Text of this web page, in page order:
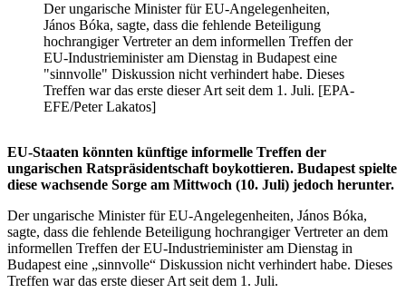
Der ungarische Minister für EU-Angelegenheiten,
János Bóka, sagte, dass die fehlende Beteiligung
hochrangiger Vertreter an dem informellen Treffen der
EU-Industrieminister am Dienstag in Budapest eine
"sinnvolle" Diskussion nicht verhindert habe. Dieses
Treffen war das erste dieser Art seit dem 1. Juli. [EPA-
EFE/Peter Lakatos]
EU-Staaten könnten künftige informelle Treffen der
ungarischen Ratspräsidentschaft boykottieren. Budapest spielte
diese wachsende Sorge am Mittwoch (10. Juli) jedoch herunter.
Der ungarische Minister für EU-Angelegenheiten, János Bóka,
sagte, dass die fehlende Beteiligung hochrangiger Vertreter an dem
informellen Treffen der EU-Industrieminister am Dienstag in
Budapest eine „sinnvolle“ Diskussion nicht verhindert habe. Dieses
Treffen war das erste dieser Art seit dem 1. Juli.